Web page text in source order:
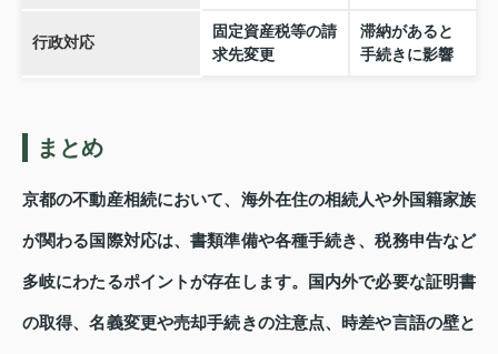
行政対応
固定資産税等の請
求先変更
滞納があると
手続きに影響
まとめ
京都の不動産相続において、海外在住の相続人や外国籍家族
が関わる国際対応は、書類準備や各種手続き、税務申告など
多岐にわたるポイントが存在します。国内外で必要な証明書
の取得、名義変更や売却手続きの注意点、時差や言語の壁と